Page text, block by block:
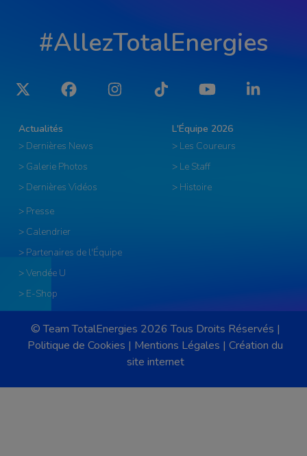
#AllezTotalEnergies
Twitter Facebook Instagram Tiktok YouTube LinkedIn
Actualités
> Dernières News
> Galerie Photos
> Dernières Vidéos
L'Équipe 2026
> Les Coureurs
> Le Staff
> Histoire
> Presse
> Calendrier
> Partenaires de l'Équipe
> Vendée U
> E-Shop
© Team TotalEnergies 2026 Tous Droits Réservés |
Politique de Cookies | Mentions Légales | Création du
site internet